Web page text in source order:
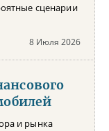
сценарии
8 Июля 2026
и рынка